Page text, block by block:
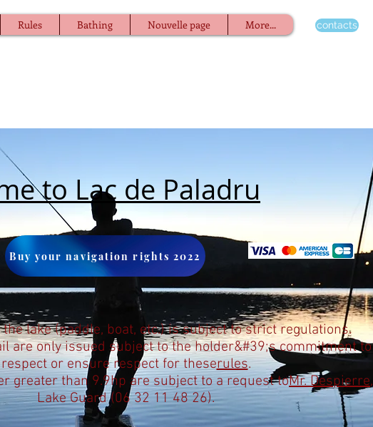
Rules Bathing Nouvelle page More... contacts
to Lac de Paladru
Buy your navigation rights 2022
the lake (paddle, boat, etc.) is subject to strict regulations.
are only issued subject to the holder&#39;s commitment to
respect or ensure respect for theserules.
greater than 9.9hp are subject to a request toMr. Despierre,
Lake Guard (06 32 11 48 26).